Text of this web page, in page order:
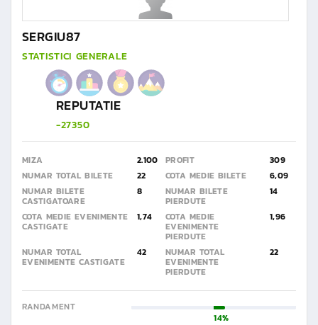
SERGIU87
STATISTICI GENERALE
REPUTATIE
-27350
MIZA 2.100 PROFIT
309
NUMAR TOTAL BILETE
22 COTA MEDIE BILETE
6,09
NUMAR BILETE
CASTIGATOARE
8 NUMAR BILETE
PIERDUTE
14
COTA MEDIE EVENIMENTE
CASTIGATE
1,74 COTA MEDIE
EVENIMENTE
PIERDUTE
1,96
NUMAR TOTAL
EVENIMENTE CASTIGATE
42 NUMAR TOTAL
EVENIMENTE
PIERDUTE
22
RANDAMENT
14%